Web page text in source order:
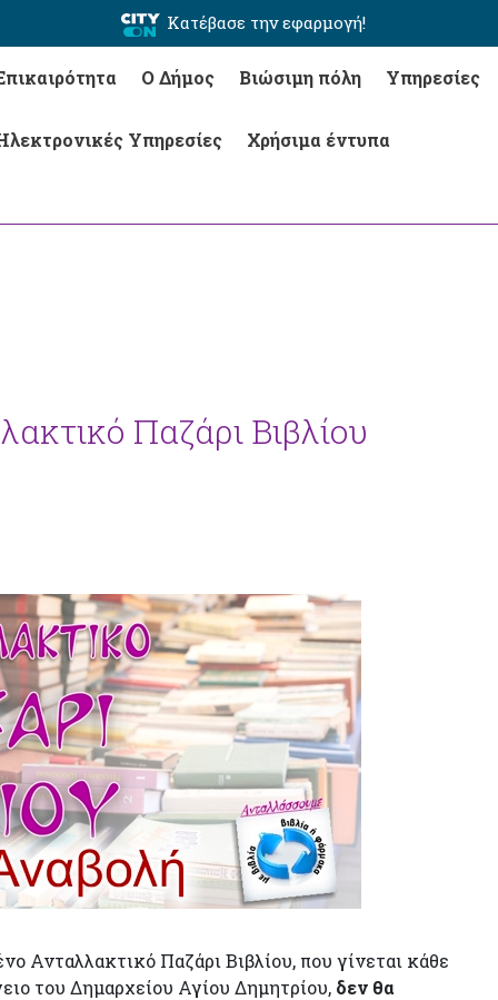
Κατέβασε την εφαρμογή!
Ο Δήμος Βιώσιμη πόλη Υπηρεσίες
Υπηρεσίες Χρήσιμα έντυπα
Παζάρι Βιβλίου
Ανταλλακτικό Παζάρι Βιβλίου, που γίνεται κάθε
του Δημαρχείου Αγίου Δημητρίου, δεν θα